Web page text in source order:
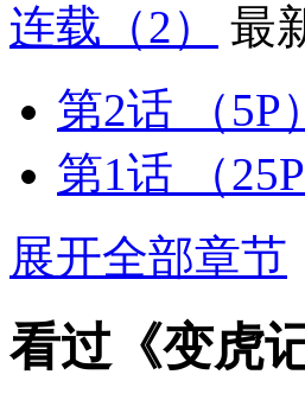
连载 （2） 最
第2话
（5P）
第1话
（
展开全部章节
看过《变虎